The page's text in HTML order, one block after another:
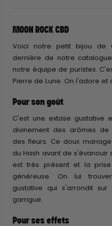
MOON ROCK CBD
Voici notre petit bijou de
dernière de notre
notre équipe de puristes.
Pierre de Lune. On l'adore et
Pour son goût
C'est une extase gustative
divinement des arômes
des fleurs. Ce doux
du Hash avant de s'évanouir
est très présent et la
généreuse. On lui
gustative qui s'arrondit
garrigue.
Pour ses effets